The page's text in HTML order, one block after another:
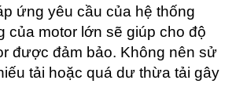
ứng yêu cầu của hệ thống
của motor lớn sẽ giúp cho độ
được đảm bảo. Không nên sử
tải hoặc quá dư thừa tải gây